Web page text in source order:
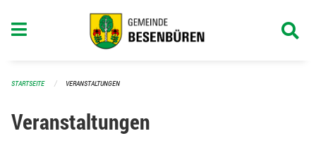
STARTSEITE VERANSTALTUNGEN
Veranstaltungen